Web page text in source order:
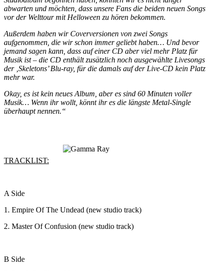
abwarten und möchten, dass unsere Fans die beiden neuen Songs
vor der Welttour mit Helloween zu hören bekommen.
Außerdem haben wir Coverversionen von zwei Songs
aufgenommen, die wir schon immer geliebt haben… Und bevor
jemand sagen kann, dass auf einer CD aber viel mehr Platz für
Musik ist – die CD enthält zusätzlich noch ausgewählte Livesongs
der ‚Skeletons’ Blu-ray, für die damals auf der Live-CD kein Platz
mehr war.
Okay, es ist kein neues Album, aber es sind 60 Minuten voller
Musik… Wenn ihr wollt, könnt ihr es die längste Metal-Single
überhaupt nennen.“
TRACKLIST:
A Side
1. Empire Of The Undead (new studio track)
2. Master Of Confusion (new studio track)
B Side